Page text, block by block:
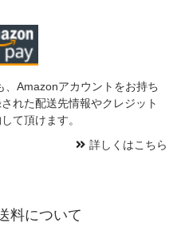
、Amazonアカウントをお持ち
れた配送先情報やクレジット
て頂けます。
詳しくはこちら
料について